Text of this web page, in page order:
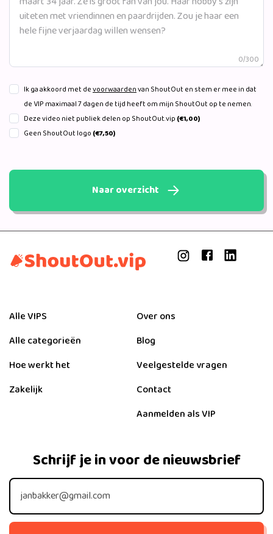
0/300
Ik ga akkoord met devoorwaardenvan ShoutOut en stem er mee in dat
de VIP maximaal 7 dagen de tijd heeft om mijn ShoutOut op te nemen.
Deze video niet publiek delen op ShoutOut.vip (€1,00)
Geen ShoutOut logo (€7,50)
Naar overzicht
Alle VIPS
Alle categorieën
Hoe werkt het
Zakelijk
Over ons
Blog
Veelgestelde vragen
Contact
Aanmelden als VIP
Schrijf je in voor de nieuwsbrief